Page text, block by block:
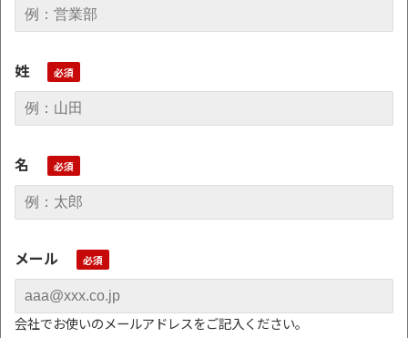
姓
名
メール
会社でお使いのメールアドレスをご記入ください。